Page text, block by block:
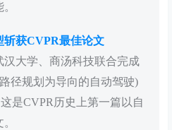
斩获CVPR最佳论文
汉大学、商汤科技联合完成
径规划为导向的自动驾驶)
是CVPR历史上第一篇以自